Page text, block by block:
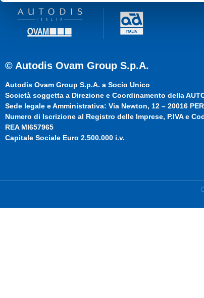
© Autodis Ovam Group S.p.A.
Autodis Ovam Group S.p.A. a Socio Unico
Società soggetta a Direzione e Coordinamento della
Sede legale e Amministrativa: Via Newton, 12 – 20016
Numero di Iscrizione al Registro delle Imprese, P.IVA e
REA MI657965
Capitale Sociale Euro 2.500.000 i.v.